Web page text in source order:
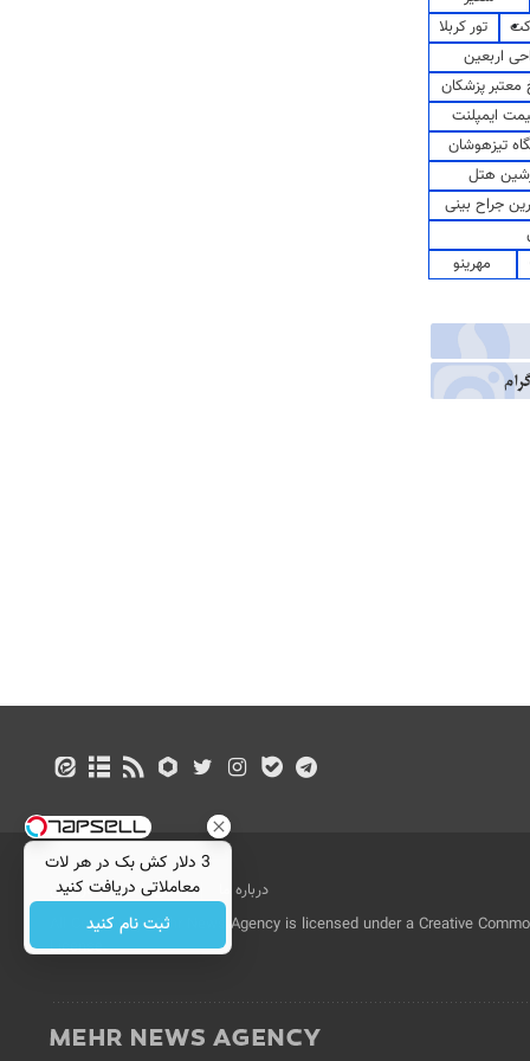
تور کربلا
اربعین
پزشکان
ایمپلنت
تیزهوشان
هتل
جراح بینی
مهرینو
درباره ما تماس با ما
بازرگانی
All Content by Mehr News Agency is licensed under a Creative
License.
3 دلار کش بک در هر لات
معاملاتی دریافت کنید
ثبت نام کنید